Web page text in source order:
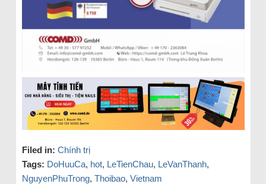
Filed in: Chính trị
Tags: DoHuuCa, hot, LeTienChau, LeVanThanh,
NguyenPhuTrong, Thoibao, Vietnam